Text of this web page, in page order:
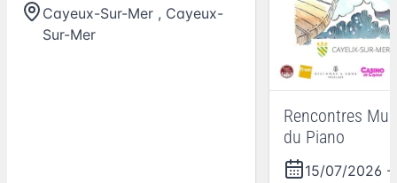
Cayeux-Sur-Mer , Cayeux-
Sur-Mer
Rencontres
du Piano
15/07/2026 -